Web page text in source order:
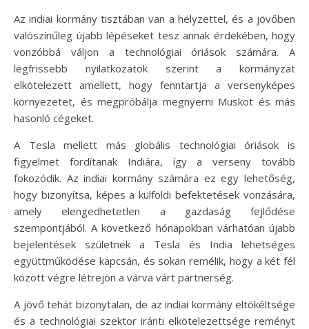
Az indiai kormány tisztában van a helyzettel, és a jövőben
valószínűleg újabb lépéseket tesz annak érdekében, hogy
vonzóbbá váljon a technológiai óriások számára. A
legfrissebb nyilatkozatok szerint a kormányzat
elkötelezett amellett, hogy fenntartja a versenyképes
környezetet, és megpróbálja megnyerni Muskot és más
hasonló cégeket.
A Tesla mellett más globális technológiai óriások is
figyelmet fordítanak Indiára, így a verseny tovább
fokozódik. Az indiai kormány számára ez egy lehetőség,
hogy bizonyítsa, képes a külföldi befektetések vonzására,
amely elengedhetetlen a gazdaság fejlődése
szempontjából. A következő hónapokban várhatóan újabb
bejelentések születnek a Tesla és India lehetséges
együttműködése kapcsán, és sokan remélik, hogy a két fél
között végre létrejön a várva várt partnerség.
A jövő tehát bizonytalan, de az indiai kormány eltökéltsége
és a technológiai szektor iránti elkötelezettsége reményt